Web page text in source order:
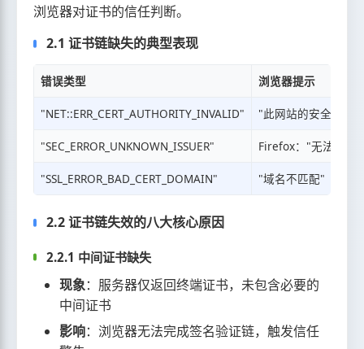
浏览器对证书的信任判断。
2.1 证书链缺失的典型表现
错误类型 浏览器提示
"NET::ERR_CERT_AUTHORITY_INVALID" "此网站的安全证书
"SEC_ERROR_UNKNOWN_ISSUER" Firefox："无法确认
"SSL_ERROR_BAD_CERT_DOMAIN" "域名不匹配"
2.2 证书链失效的八大核心原因
2.2.1 中间证书缺失
现象：服务器仅返回终端证书，未包含必要的
中间证书
影响：浏览器无法完成签名验证链，触发信任